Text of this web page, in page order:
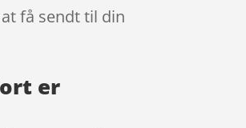
få sendt til din
er